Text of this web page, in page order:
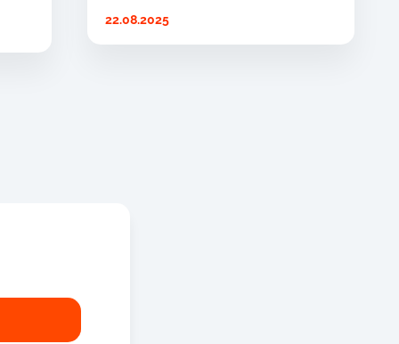
22.08.2025